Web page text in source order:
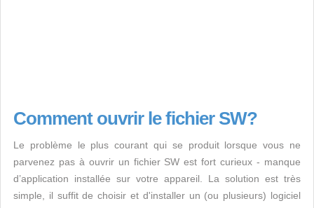
Comment ouvrir le fichier SW?
Le problème le plus courant qui se produit lorsque vous ne
parvenez pas à ouvrir un fichier SW est fort curieux - manque
d’application installée sur votre appareil. La solution est très
simple, il suffit de choisir et d'installer un (ou plusieurs) logiciel